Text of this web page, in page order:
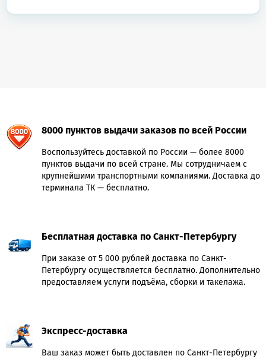
8000 пунктов выдачи заказов по всей России
Воспользуйтесь доставкой по России — более 8000
пунктов выдачи по всей стране. Мы сотрудничаем с
крупнейшими транспортными компаниями. Доставка до
терминала ТК — бесплатно.
Бесплатная доставка по Санкт-Петербургу
При заказе от 5 000 рублей доставка по Санкт-
Петербургу осуществляется бесплатно. Дополнительно
предоставляем услуги подъёма, сборки и такелажа.
Экспресс-доставка
Ваш заказ может быть доставлен по Санкт-Петербургу